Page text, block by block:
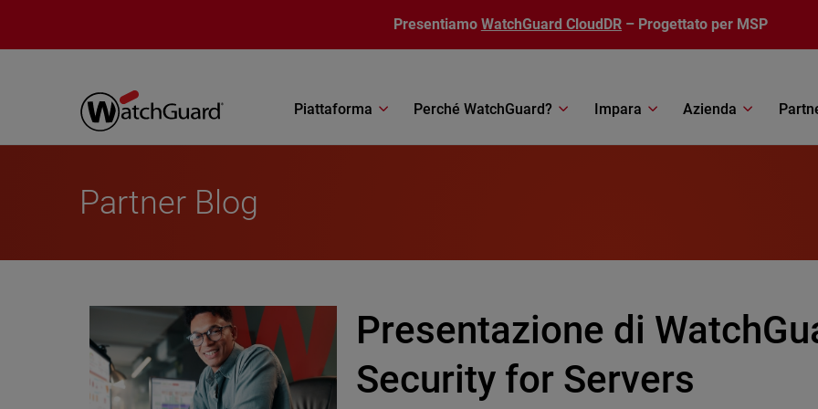
Presentiamo WatchGuard CloudDR – Progettato per MSP
Piattaforma Perché WatchGuard? Impara Azienda
Partner Blog
Presentazione di
Security for Servers